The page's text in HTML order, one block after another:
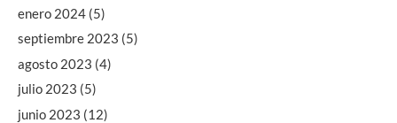
enero 2024 (5)
septiembre 2023 (5)
agosto 2023 (4)
julio 2023 (5)
junio 2023 (12)